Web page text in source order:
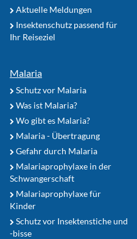
Aktuelle Meldungen
Insektenschutz passend für
Ihr Reiseziel
Malaria
Schutz vor Malaria
Was ist Malaria?
Wo gibt es Malaria?
Malaria - Übertragung
Gefahr durch Malaria
Malariaprophylaxe in der
Schwangerschaft
Malariaprophylaxe für
Kinder
Schutz vor Insektenstiche und
-bisse